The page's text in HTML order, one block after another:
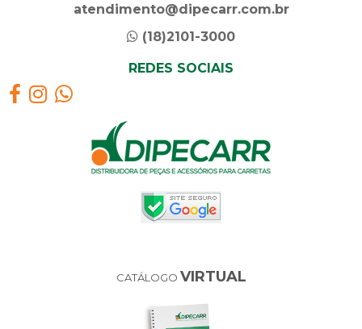
atendimento@dipecarr.com.br
(18)2101-3000
REDES SOCIAIS
CATÁLOGO VIRTUAL